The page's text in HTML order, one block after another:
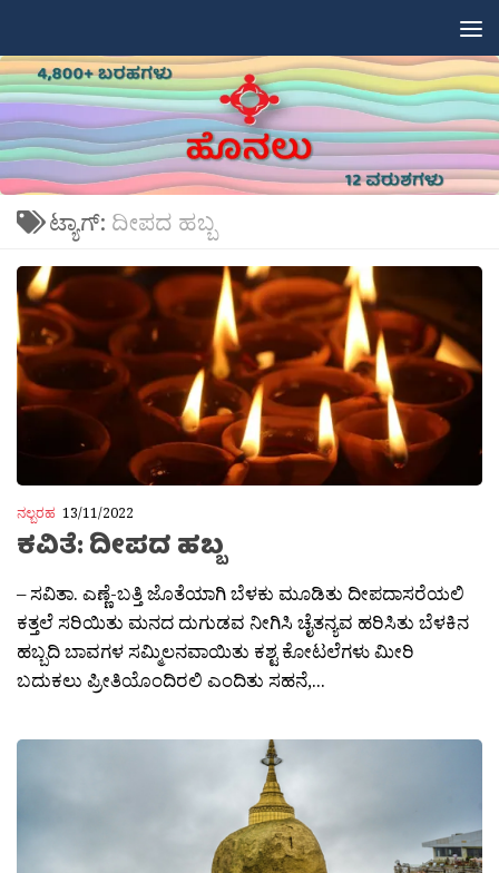
ಟ್ಯಾಗ್: ದೀಪದ ಹಬ್ಬ
ನಲ್ಬರಹ 13/11/2022
ಕವಿತೆ: ದೀಪದ ಹಬ್ಬ
– ಸವಿತಾ. ಎಣ್ಣೆ-ಬತ್ತಿ ಜೊತೆಯಾಗಿ ಬೆಳಕು ಮೂಡಿತು ದೀಪದಾಸರೆಯಲಿ
ಕತ್ತಲೆ ಸರಿಯಿತು ಮನದ ದುಗುಡವ ನೀಗಿಸಿ ಚೈತನ್ಯವ ಹರಿಸಿತು ಬೆಳಕಿನ
ಹಬ್ಬದಿ ಬಾವಗಳ ಸಮ್ಮಿಲನವಾಯಿತು ಕಶ್ಟ ಕೋಟಲೆಗಳು ಮೀರಿ
ಬದುಕಲು ಪ್ರೀತಿಯೊಂದಿರಲಿ ಎಂದಿತು ಸಹನೆ,...